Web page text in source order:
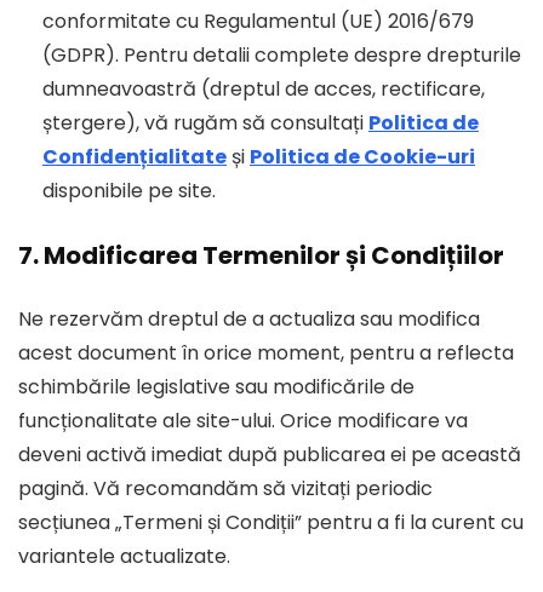
conformitate cu Regulamentul (UE) 2016/679
(GDPR). Pentru detalii complete despre drepturile
dumneavoastră (dreptul de acces, rectificare,
ștergere), vă rugăm să consultați Politica de
Confidențialitate și Politica de Cookie-uri
disponibile pe site.
7. Modificarea Termenilor și Condițiilor
Ne rezervăm dreptul de a actualiza sau modifica
acest document în orice moment, pentru a reflecta
schimbările legislative sau modificările de
funcționalitate ale site-ului. Orice modificare va
deveni activă imediat după publicarea ei pe această
pagină. Vă recomandăm să vizitați periodic
secțiunea „Termeni și Condiții” pentru a fi la curent cu
variantele actualizate.